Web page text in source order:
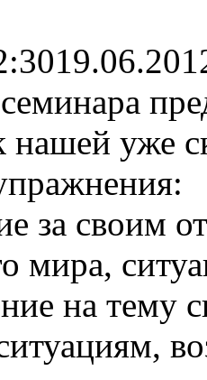
нашей уже
за своим
мира,
на тему